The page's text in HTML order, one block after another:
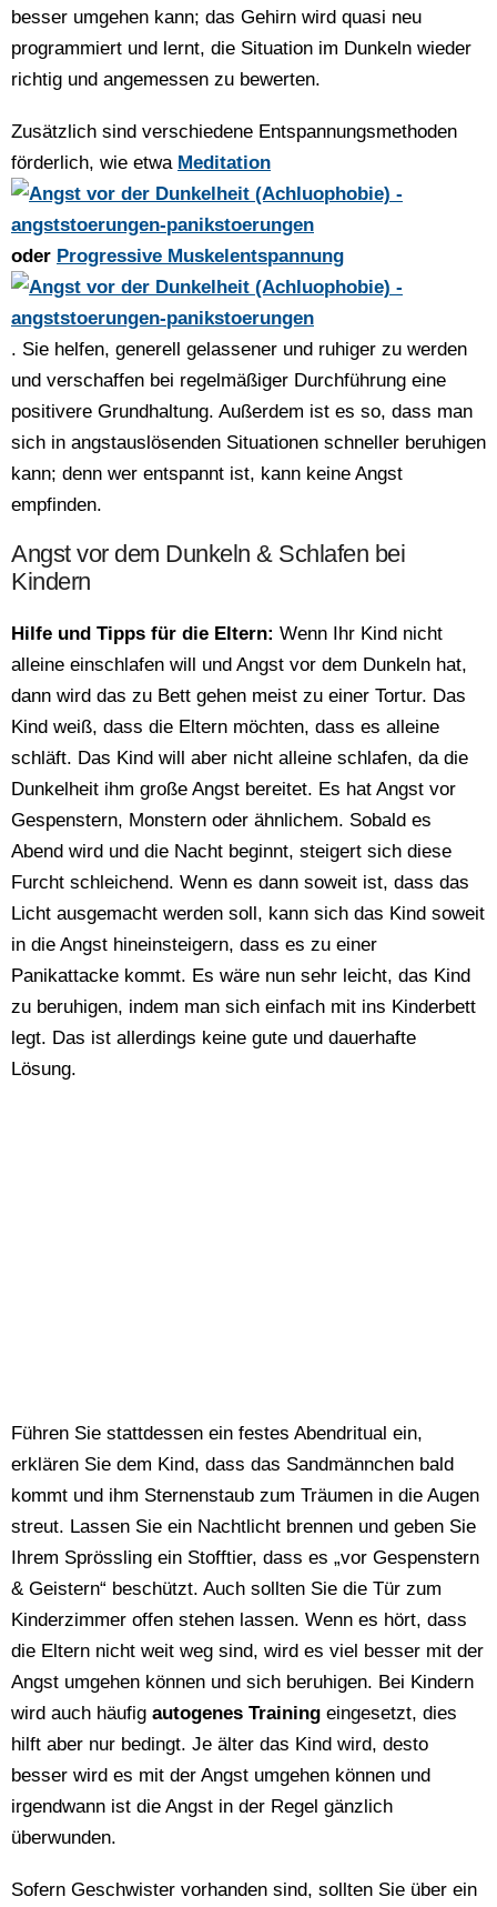
besser umgehen kann; das Gehirn wird quasi neu
programmiert und lernt, die Situation im Dunkeln wieder
richtig und angemessen zu bewerten.
Zusätzlich sind verschiedene Entspannungsmethoden
förderlich, wie etwa Meditation
oder Progressive Muskelentspannung
. Sie helfen, generell gelassener und ruhiger zu werden
und verschaffen bei regelmäßiger Durchführung eine
positivere Grundhaltung. Außerdem ist es so, dass man
sich in angstauslösenden Situationen schneller beruhigen
kann; denn wer entspannt ist, kann keine Angst
empfinden.
Angst vor dem Dunkeln & Schlafen bei
Kindern
Hilfe und Tipps für die Eltern: Wenn Ihr Kind nicht
alleine einschlafen will und Angst vor dem Dunkeln hat,
dann wird das zu Bett gehen meist zu einer Tortur. Das
Kind weiß, dass die Eltern möchten, dass es alleine
schläft. Das Kind will aber nicht alleine schlafen, da die
Dunkelheit ihm große Angst bereitet. Es hat Angst vor
Gespenstern, Monstern oder ähnlichem. Sobald es
Abend wird und die Nacht beginnt, steigert sich diese
Furcht schleichend. Wenn es dann soweit ist, dass das
Licht ausgemacht werden soll, kann sich das Kind soweit
in die Angst hineinsteigern, dass es zu einer
Panikattacke kommt. Es wäre nun sehr leicht, das Kind
zu beruhigen, indem man sich einfach mit ins Kinderbett
legt. Das ist allerdings keine gute und dauerhafte
Lösung.
Führen Sie stattdessen ein festes Abendritual ein,
erklären Sie dem Kind, dass das Sandmännchen bald
kommt und ihm Sternenstaub zum Träumen in die Augen
streut. Lassen Sie ein Nachtlicht brennen und geben Sie
Ihrem Sprössling ein Stofftier, dass es „vor Gespenstern
& Geistern“ beschützt. Auch sollten Sie die Tür zum
Kinderzimmer offen stehen lassen. Wenn es hört, dass
die Eltern nicht weit weg sind, wird es viel besser mit der
Angst umgehen können und sich beruhigen. Bei Kindern
wird auch häufig autogenes Training eingesetzt, dies
hilft aber nur bedingt. Je älter das Kind wird, desto
besser wird es mit der Angst umgehen können und
irgendwann ist die Angst in der Regel gänzlich
überwunden.
Sofern Geschwister vorhanden sind, sollten Sie über ein